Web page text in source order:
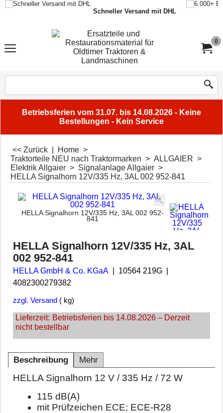
Schneller Versand mit DHL
0
Betriebsferien vom 31.07. bis 14.08.2026 - Keine
Bestellungen - Kein Service
<< Zurück Home >
Traktorteile NEU nach Traktormarken > ALLGAIER >
Elektrik Allgaier > Signalanlage Allgaier >
HELLA Signalhorn 12V/335 Hz, 3AL 002 952-841
HELLA Signalhorn 12V/335 Hz, 3AL 002 952-
841
HELLA Signalhorn 12V/335 Hz, 3AL
002 952-841
HELLA GmbH & Co. KGaA
10564 219G
4082300279382
zzgl. Versand kg
Lieferzeit: Betriebsferien bis 14.08.2026 – Derzeit
nicht bestellbar
Beschreibung Mehr
HELLA Signalhorn 12 V / 335 Hz / 72 W
115 dB(A)
mit Prüfzeichen ECE; ECE-R28